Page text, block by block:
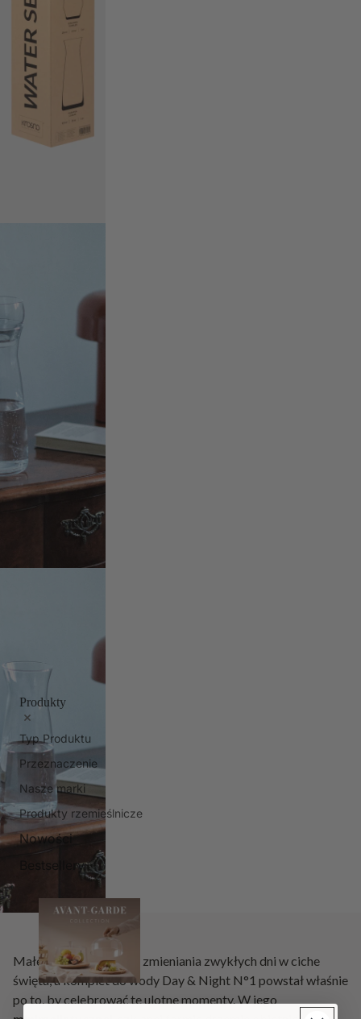
Produkty
Typ Produktu
Przeznaczenie
Nasze marki
Produkty rzemieślnicze
Nowości
Bestsellery
Małe rytuały mają moc zmieniania zwykłych dni w ciche
święta, a komplet do wody Day & Night N°1 powstał właśnie
po to, by celebrować te ulotne momenty. W jego